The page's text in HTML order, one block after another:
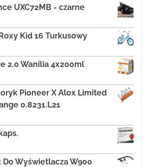
UXC72MB - czarne
Kid 16 Turkusowy
2.0 Wanilia 4x200ml
Pioneer X Alox Limited
0.8231.L21
Do Wyświetlacza W900